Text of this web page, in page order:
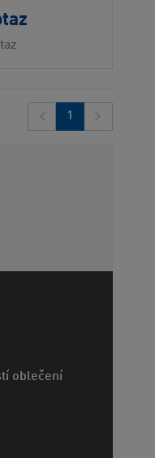
1
oblečení